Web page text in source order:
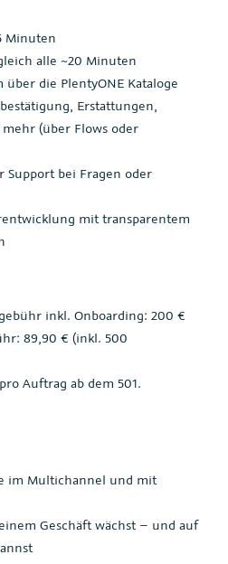
Minuten
alle ~20 Minuten
die PlentyONE Kataloge
Erstattungen,
(über Flows oder
Support bei Fragen oder
mit transparentem
inkl. Onboarding: 200 €
89,90 € (inkl. 500
Auftrag ab dem 501.
im Multichannel und mit
Geschäft wächst – und auf